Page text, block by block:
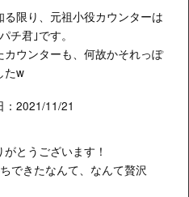
る限り、元祖小役カウンターは
チ君｣です。
カウンターも、何故かそれっぽ
たw
：2021/11/21
とうございます！
できたなんて、なんて贅沢